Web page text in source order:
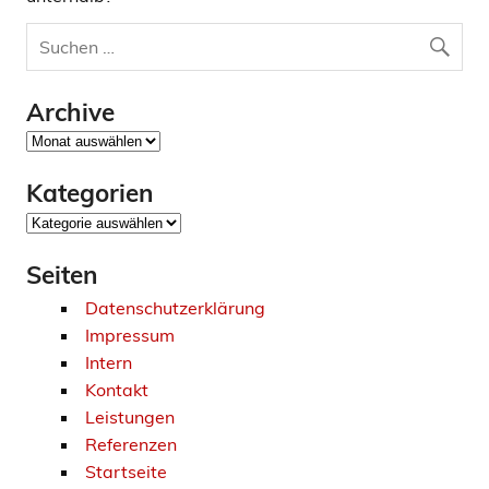
Archive
Archive
Kategorien
Kategorien
Seiten
Datenschutzerklärung
Impressum
Intern
Kontakt
Leistungen
Referenzen
Startseite